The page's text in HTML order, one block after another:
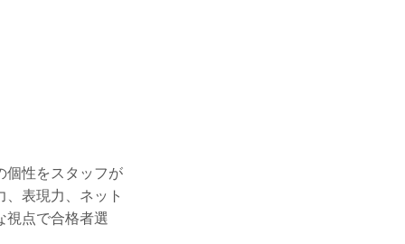
個性をスタッフが
表現力、ネット
視点で合格者選